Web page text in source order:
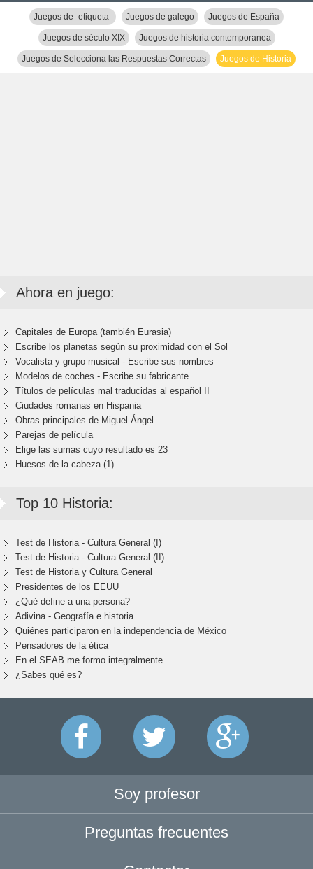
Juegos de -etiqueta- Juegos de galego Juegos de España
Juegos de século XIX Juegos de historia contemporanea
Juegos de Selecciona las Respuestas Correctas Juegos de Historia
Ahora en juego:
Capitales de Europa (también Eurasia)
Escribe los planetas según su proximidad con el Sol
Vocalista y grupo musical - Escribe sus nombres
Modelos de coches - Escribe su fabricante
Títulos de películas mal traducidas al español II
Ciudades romanas en Hispania
Obras principales de Miguel Ángel
Parejas de película
Elige las sumas cuyo resultado es 23
Huesos de la cabeza (1)
Top 10 Historia:
Test de Historia - Cultura General (I)
Test de Historia - Cultura General (II)
Test de Historia y Cultura General
Presidentes de los EEUU
¿Qué define a una persona?
Adivina - Geografía e historia
Quiénes participaron en la independencia de México
Pensadores de la ética
En el SEAB me formo integralmente
¿Sabes qué es?
Soy profesor
Preguntas frecuentes